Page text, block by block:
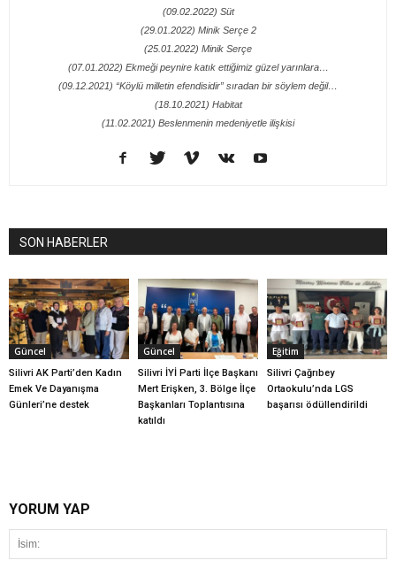
(09.02.2022) Süt
(29.01.2022) Minik Serçe 2
(25.01.2022) Minik Serçe
(07.01.2022) Ekmeği peynire katık ettiğimiz güzel yarınlara…
(09.12.2021) “Köylü milletin efendisidir” sıradan bir söylem değil…
(18.10.2021) Habitat
(11.02.2021) Beslenmenin medeniyetle ilişkisi
SON HABERLER
Güncel
Silivri AK Parti’den Kadın
Emek Ve Dayanışma
Günleri’ne destek
Güncel
Silivri İYİ Parti İlçe Başkanı
Mert Erişken, 3. Bölge İlçe
Başkanları Toplantısına
katıldı
Eğitim
Silivri Çağrıbey
Ortaokulu’nda LGS
başarısı ödüllendirildi
YORUM YAP